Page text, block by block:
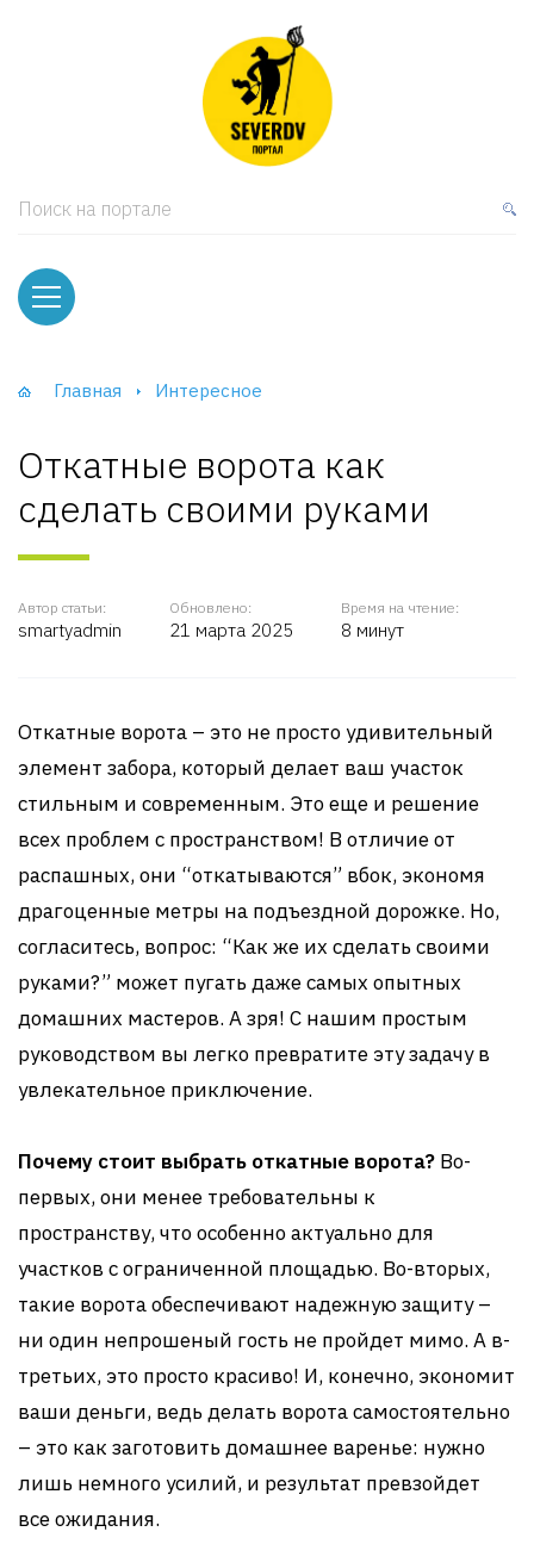
Поиск на портале
Главная Интересное
Откатные ворота как
сделать своими руками
Автор статьи:
smartyadmin
Обновлено:
21 марта 2025
Время на чтение:
8 минут
Откатные ворота – это не просто удивительный
элемент забора, который делает ваш участок
стильным и современным. Это еще и решение
всех проблем с пространством! В отличие от
распашных, они “откатываются” вбок, экономя
драгоценные метры на подъездной дорожке. Но,
согласитесь, вопрос: “Как же их сделать своими
руками?” может пугать даже самых опытных
домашних мастеров. А зря! С нашим простым
руководством вы легко превратите эту задачу в
увлекательное приключение.
Почему стоит выбрать откатные ворота? Во-
первых, они менее требовательны к
пространству, что особенно актуально для
участков с ограниченной площадью. Во-вторых,
такие ворота обеспечивают надежную защиту –
ни один непрошеный гость не пройдет мимо. А в-
третьих, это просто красиво! И, конечно, экономит
ваши деньги, ведь делать ворота самостоятельно
– это как заготовить домашнее варенье: нужно
лишь немного усилий, и результат превзойдет
все ожидания.
и тумбы